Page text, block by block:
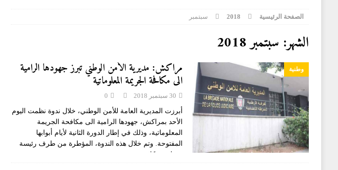
الصفحة الرئيسية 2018 سبتمبر
الشهر: سبتمبر 2018
وطنية مراكش: مديرية الأمن الوطني تبرز جهودها الرامية
الى مكافحة الجريمة المعلوماتية
30 سبتمبر 2018 0
أبرزت المديرية العامة للأمن الوطني، خلال ندوة نظمت اليوم
الأحد بمراكش، جهودها الرامية الى مكافحة الجريمة
المعلوماتية، وذلك في إطار الدورة الثانية لأيام أبوابها
المفتوحة. وتم خلال هذه الندوة، المؤطرة من طرف رئيسة
مصلحة مكافحة